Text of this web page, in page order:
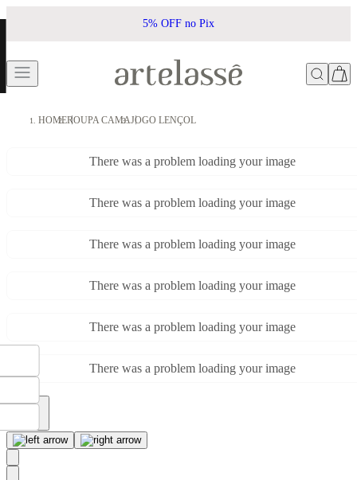
5% OFF no Pix
HOMEROUPA CAMAJOGO LENÇOL
There was a problem loading your image
There was a problem loading your image
There was a problem loading your image
There was a problem loading your image
There was a problem loading your image
There was a problem loading your image